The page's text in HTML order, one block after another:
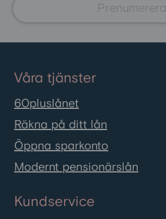
Prenumerera
Våra tjänster
60pluslånet
Räkna på ditt lån
Öppna sparkonto
Modernt pensionärslån
Kundservice